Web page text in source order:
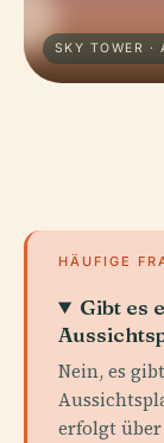
SKY TOWER ·
HÄUFIGE
Gibt es
Nein, es
erfolgt